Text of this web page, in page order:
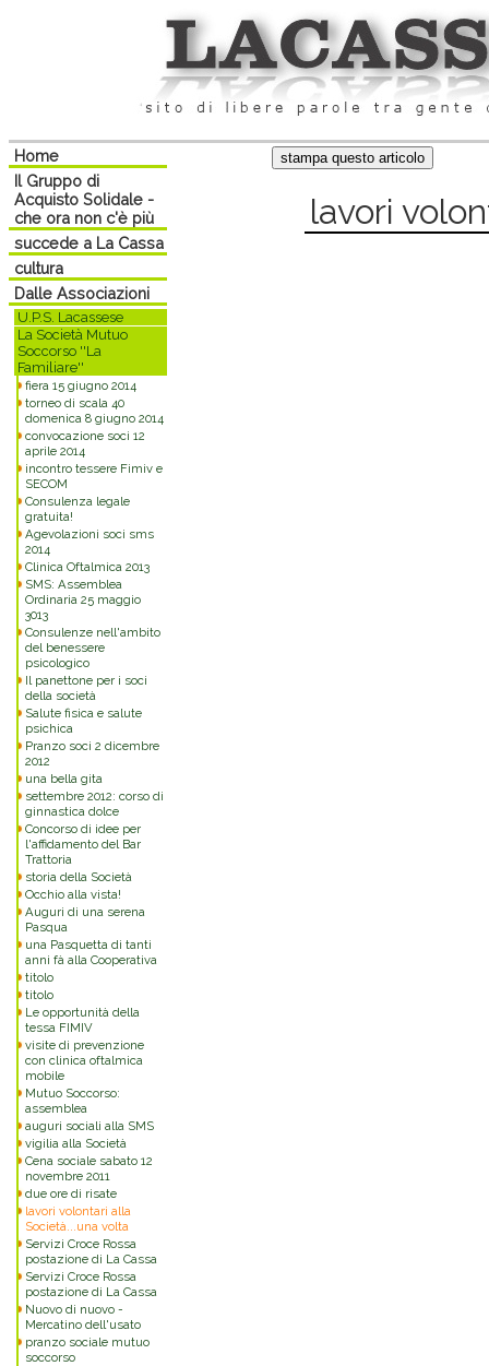
Home
Il Gruppo di
Acquisto Solidale -
che ora non c'è più
succede a La Cassa
cultura
Dalle Associazioni
U.P.S. Lacassese
La Società Mutuo
Soccorso ''La
Familiare''
fiera 15 giugno 2014
torneo di scala 40
domenica 8 giugno 2014
convocazione soci 12
aprile 2014
incontro tessere Fimiv e
SECOM
Consulenza legale
gratuita!
Agevolazioni soci sms
2014
Clinica Oftalmica 2013
SMS: Assemblea
Ordinaria 25 maggio
3013
Consulenze nell'ambito
del benessere
psicologico
Il panettone per i soci
della società
Salute fisica e salute
psichica
Pranzo soci 2 dicembre
2012
una bella gita
settembre 2012: corso di
ginnastica dolce
Concorso di idee per
l'affidamento del Bar
Trattoria
storia della Società
Occhio alla vista!
Auguri di una serena
Pasqua
una Pasquetta di tanti
anni fà alla Cooperativa
titolo
titolo
Le opportunità della
tessa FIMIV
visite di prevenzione
con clinica oftalmica
mobile
Mutuo Soccorso:
assemblea
auguri sociali alla SMS
vigilia alla Società
Cena sociale sabato 12
novembre 2011
due ore di risate
lavori volontari alla
Società...una volta
Servizi Croce Rossa
postazione di La Cassa
Servizi Croce Rossa
postazione di La Cassa
Nuovo di nuovo -
Mercatino dell'usato
pranzo sociale mutuo
soccorso
lavori